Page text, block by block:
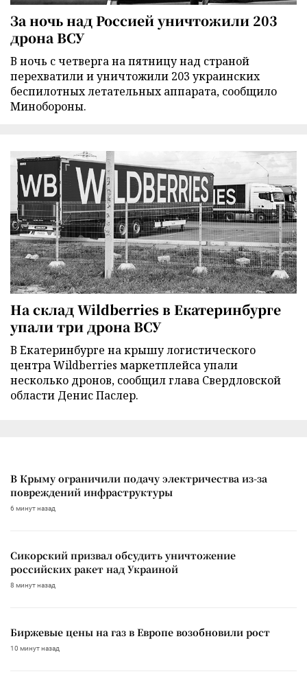
За ночь над Россией уничтожили 203
дрона ВСУ
В ночь с четверга на пятницу над страной
перехватили и уничтожили 203 украинских
беспилотных летательных аппарата, сообщило
Минобороны.
На склад Wildberries в Екатеринбурге
упали три дрона ВСУ
В Екатеринбурге на крышу логистического
центра Wildberries маркетплейса упали
несколько дронов, сообщил глава Свердловской
области Денис Паслер.
В Крыму ограничили подачу электричества из-за
повреждений инфраструктуры
6 минут назад
Сикорский призвал обсудить уничтожение
российских ракет над Украиной
8 минут назад
Биржевые цены на газ в Европе возобновили рост
10 минут назад